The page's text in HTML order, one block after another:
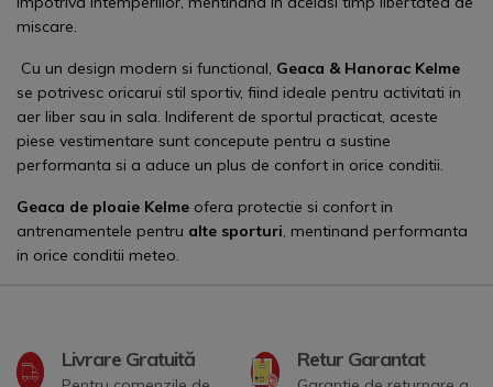
miscare.
Cu un design modern si functional, Geaca & Hanorac Kelme
se potrivesc oricarui stil sportiv, fiind ideale pentru activitati in
aer liber sau in sala. Indiferent de sportul practicat, aceste
piese vestimentare sunt concepute pentru a sustine
performanta si a aduce un plus de confort in orice conditii.
Geaca de ploaie Kelme ofera protectie si confort in
antrenamentele pentru alte sporturi, mentinand performanta
in orice conditii meteo.
Livrare Gratuită Retur Garantat